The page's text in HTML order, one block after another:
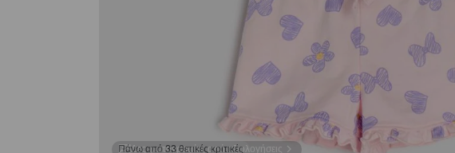
Δες φωτογραφίες από αξιολογήσεις